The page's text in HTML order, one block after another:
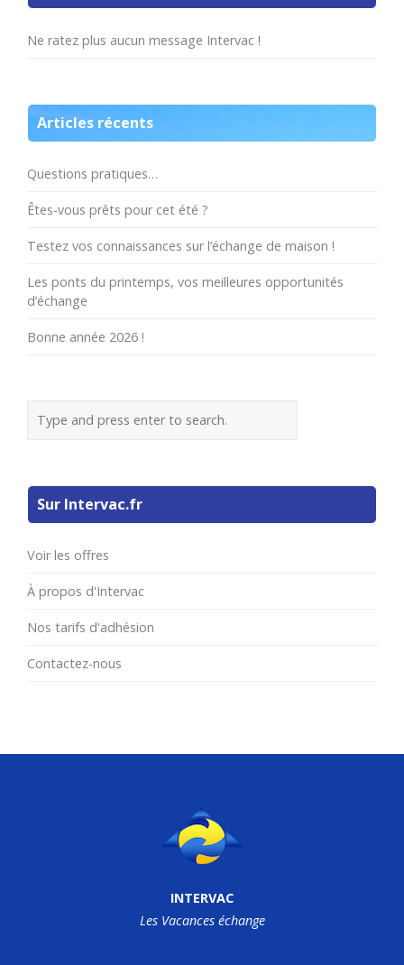
Ne ratez plus aucun message Intervac !
Articles récents
Questions pratiques…
Êtes-vous prêts pour cet été ?
Testez vos connaissances sur l’échange de maison !
Les ponts du printemps, vos meilleures opportunités
d’échange
Bonne année 2026 !
Sur Intervac.fr
Voir les offres
À propos d'Intervac
Nos tarifs d'adhésion
Contactez-nous
INTERVAC
Les Vacances échange